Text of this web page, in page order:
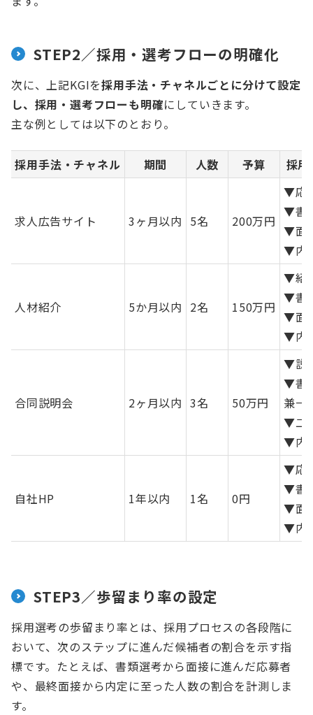
STEP2／採用・選考フローの明確化
次に、上記KGIを採用手法・チャネルごとに分けて設定
し、採用・選考フローも明確にしていきます。
主な例としては以下のとおり。
採用手法・チャネル 期間 人数 予算 採
求人広告サイト 3ヶ月以内 5名 200万円
▼応
▼書
▼面
▼内
人材紹介 5か月以内 2名 150万円
▼紹
▼書
▼面
▼内
合同説明会 2ヶ月以内 3名 50万円
▼説
▼書
兼一
▼二
▼内
自社HP 1年以内 1名 0円
▼応
▼書
▼面
▼内
STEP3／歩留まり率の設定
採用選考の歩留まり率とは、採用プロセスの各段階に
おいて、次のステップに進んだ候補者の割合を示す指
標です。たとえば、書類選考から面接に進んだ応募者
や、最終面接から内定に至った人数の割合を計測しま
す。